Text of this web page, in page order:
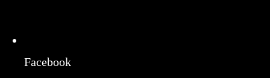
Facebook